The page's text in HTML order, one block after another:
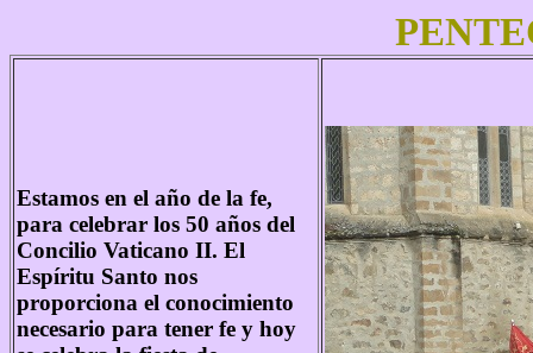
Estamos en el año de la fe,
para celebrar los 50 años del
Concilio Vaticano II. El
Espíritu Santo nos
proporciona el conocimiento
necesario para tener fe y hoy